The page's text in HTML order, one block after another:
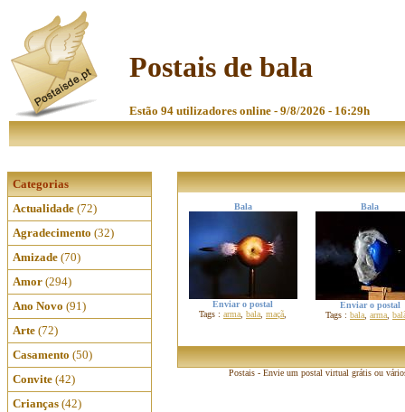
Postais de bala
Estão 94 utilizadores online - 9/8/2026 - 16:29h
Categorias
Actualidade (72)
Agradecimento (32)
Amizade (70)
Amor (294)
Ano Novo (91)
Arte (72)
Casamento (50)
Convite (42)
Crianças (42)
Bala
Enviar o postal
Tags : arma bala maçã
Bala
Enviar o postal
Tags : bala arma
Postais - Envie um postal virtual grátis ou